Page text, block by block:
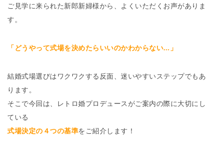
ご見学に来られた新郎新婦様から、よくいただくお声がありま
す。
「どうやって式場を決めたらいいのかわからない…」
結婚式場選びはワクワクする反面、迷いやすいステップでもあ
ります。
そこで今回は、レトロ婚プロデュースがご案内の際に大切にし
ている
式場決定の４つの基準をご紹介します！